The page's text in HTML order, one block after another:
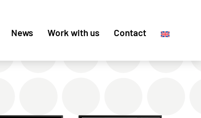
News Work with us Contact